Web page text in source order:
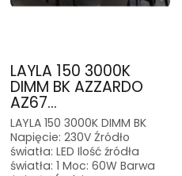
LAYLA 150 3000K
DIMM BK AZZARDO
AZ67...
LAYLA 150 3000K DIMM BK
Napięcie: 230V Źródło
światła: LED Ilość źródła
światła: 1 Moc: 60W Barwa